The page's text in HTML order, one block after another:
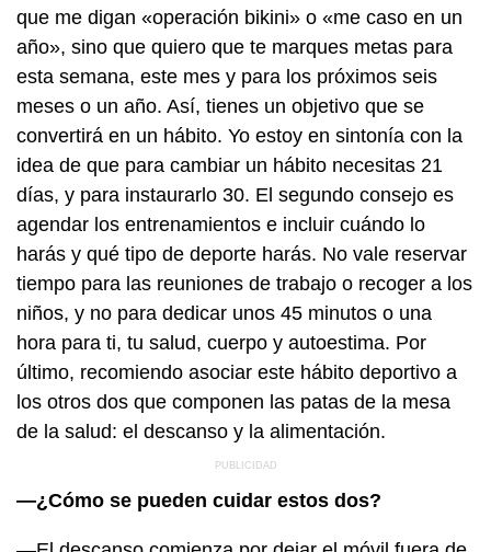
que me digan «operación bikini» o «me caso en un
año», sino que quiero que te marques metas para
esta semana, este mes y para los próximos seis
meses o un año. Así, tienes un objetivo que se
convertirá en un hábito. Yo estoy en sintonía con la
idea de que para cambiar un hábito necesitas 21
días, y para instaurarlo 30. El segundo consejo es
agendar los entrenamientos e incluir cuándo lo
harás y qué tipo de deporte harás. No vale reservar
tiempo para las reuniones de trabajo o recoger a los
niños, y no para dedicar unos 45 minutos o una
hora para ti, tu salud, cuerpo y autoestima. Por
último, recomiendo asociar este hábito deportivo a
los otros dos que componen las patas de la mesa
de la salud: el descanso y la alimentación.
—¿Cómo se pueden cuidar estos dos?